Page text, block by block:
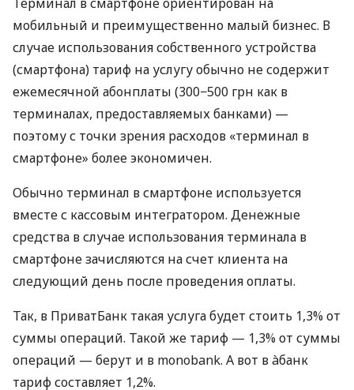
мобильный и преимущественно малый бизнес. В
случае использования собственного устройства
(смартфона) тариф на услугу обычно не содержит
ежемесячной абонплаты (300−500 грн как в
терминалах, предоставляемых банками) —
поэтому с точки зрения расходов «терминал в
смартфоне» более экономичен.
Обычно терминал в смартфоне используется
вместе с кассовым интегратором. Денежные
средства в случае использования терминала в
смартфоне зачисляются на счет клиента на
следующий день после проведения оплаты.
Так, в ПриватБанк такая услуга будет стоить 1,3% от
суммы операций. Такой же тариф — 1,3% от суммы
операций — берут и в monobank. А вот в àбанк
тариф составляет 1,2%.